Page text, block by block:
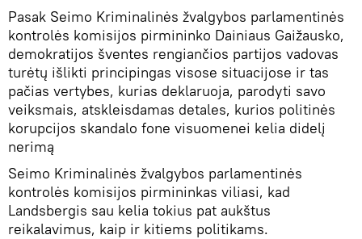
Pasak Seimo Kriminalinės žvalgybos parlamentinės
kontrolės komisijos pirmininko Dainiaus Gaižausko,
demokratijos šventes rengiančios partijos vadovas
turėtų išlikti principingas visose situacijose ir tas
pačias vertybes, kurias deklaruoja, parodyti savo
veiksmais, atskleisdamas detales, kurios politinės
korupcijos skandalo fone visuomenei kelia didelį
nerimą
Seimo Kriminalinės žvalgybos parlamentinės
kontrolės komisijos pirmininkas viliasi, kad
Landsbergis sau kelia tokius pat aukštus
reikalavimus, kaip ir kitiems politikams.